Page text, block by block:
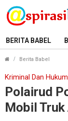
BERITA BABEL
Berita Babel
Kriminal Dan Hukum
Polairud
Mobil